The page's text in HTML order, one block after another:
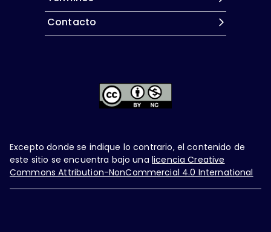
Contacto
Excepto donde se indique lo contrario, el contenido de
este sitio se encuentra bajo una licencia Creative
Commons Attribution-NonCommercial 4.0 International